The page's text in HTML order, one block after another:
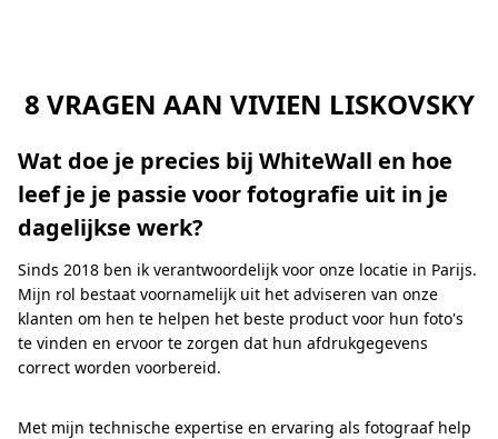
8 VRAGEN AAN VIVIEN LISKOVSKY
Wat doe je precies bij WhiteWall en hoe
leef je je passie voor fotografie uit in je
dagelijkse werk?
Sinds 2018 ben ik verantwoordelijk voor onze locatie in Parijs.
Mijn rol bestaat voornamelijk uit het adviseren van onze
klanten om hen te helpen het beste product voor hun foto's
te vinden en ervoor te zorgen dat hun afdrukgegevens
correct worden voorbereid.
Met mijn technische expertise en ervaring als fotograaf help